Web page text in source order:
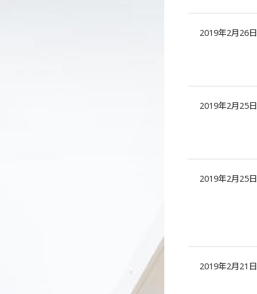
2019年2月26日
2019年2月25日
2019年2月25日
2019年2月21日